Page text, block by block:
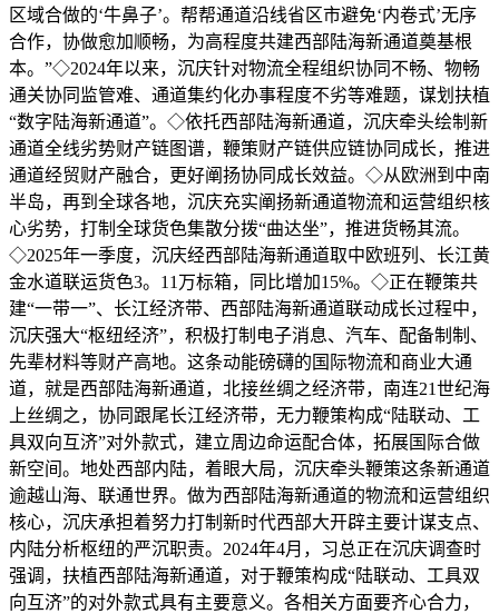
区域合做的‘牛鼻子’。帮帮通道沿线省区市避免‘内卷式’无序
合作，协做愈加顺畅，为高程度共建西部陆海新通道奠基根
本。”◇2024年以来，沉庆针对物流全程组织协同不畅、物畅
通关协同监管难、通道集约化办事程度不劣等难题，谋划扶植
“数字陆海新通道”。◇依托西部陆海新通道，沉庆牵头绘制新
通道全线劣势财产链图谱，鞭策财产链供应链协同成长，推进
通道经贸财产融合，更好阐扬协同成长效益。◇从欧洲到中南
半岛，再到全球各地，沉庆充实阐扬新通道物流和运营组织核
心劣势，打制全球货色集散分拨“曲达坐”，推进货畅其流。
◇2025年一季度，沉庆经西部陆海新通道取中欧班列、长江黄
金水道联运货色3。11万标箱，同比增加15%。◇正在鞭策共
建“一带一”、长江经济带、西部陆海新通道联动成长过程中，
沉庆强大“枢纽经济”，积极打制电子消息、汽车、配备制制、
先辈材料等财产高地。这条动能磅礴的国际物流和商业大通
道，就是西部陆海新通道，北接丝绸之经济带，南连21世纪海
上丝绸之，协同跟尾长江经济带，无力鞭策构成“陆联动、工
具双向互济”对外款式，建立周边命运配合体，拓展国际合做
新空间。地处西部内陆，着眼大局，沉庆牵头鞭策这条新通道
逾越山海、联通世界。做为西部陆海新通道的物流和运营组织
核心，沉庆承担着努力打制新时代西部大开辟主要计谋支点、
内陆分析枢纽的严沉职责。2024年4月，习总正在沉庆调查时
强调，扶植西部陆海新通道，对于鞭策构成“陆联动、工具双
向互济”的对外款式具有主要意义。各相关方面要齐心合力，